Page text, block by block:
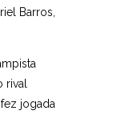
Barros,
rival
jogada